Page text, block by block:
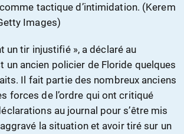
tactique d’intimidation. (Kerem
Images)
un tir injustifié », a déclaré au
un ancien policier de Floride quelques
Il fait partie des nombreux anciens
forces de l’ordre qui ont critiqué
au journal pour s’être mis
la situation et avoir tiré sur un